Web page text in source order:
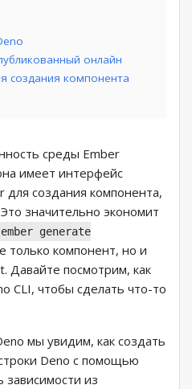
онлайн
создания компонента
среды Ember
имеет интерфейс
для создания компонента,
значительно экономит
ember generate
только компонент, но и
Давайте посмотрим, как
CLI, чтобы сделать что-то
мы увидим, как создать
Deno с помощью
зависимости из